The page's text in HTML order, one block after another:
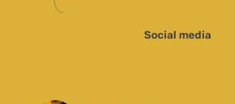
Social media